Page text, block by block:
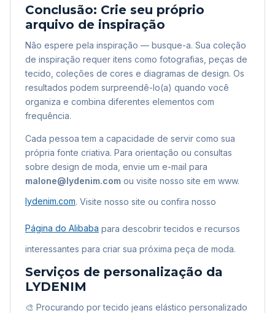
Conclusão: Crie seu próprio
arquivo de inspiração
Não espere pela inspiração — busque-a. Sua coleção
de inspiração requer itens como fotografias, peças de
tecido, coleções de cores e diagramas de design. Os
resultados podem surpreendê-lo(a) quando você
organiza e combina diferentes elementos com
frequência.
Cada pessoa tem a capacidade de servir como sua
própria fonte criativa. Para orientação ou consultas
sobre design de moda, envie um e-mail para
malone@lydenim.com ou visite nosso site em www.
lydenim.com. Visite nosso site ou confira nosso
Página do Alibaba para descobrir tecidos e recursos
interessantes para criar sua próxima peça de moda.
Serviços de personalização da
LYDENIM
🎨 Procurando por tecido jeans elástico personalizado